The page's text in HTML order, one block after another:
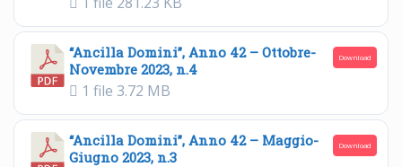
“Ancilla Domini”, Anno 42 – Ottobre-
Novembre 2023, n.4
1 file 3.72 MB
Download
“Ancilla Domini”, Anno 42 – Maggio-
Giugno 2023, n.3
Download